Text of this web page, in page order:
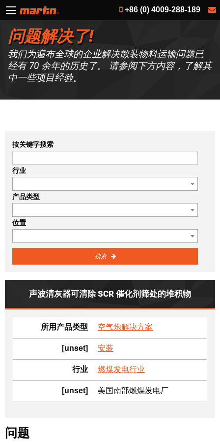
+86 (0) 4009-288-189
问题解决了!
我们为遍布全球的企业解决散装物料运输问题已
经有 70 余年的历史了。 请参阅下方内容，了解其
中一些项目经验。
按关键字搜索
行业
产品类型
位置
搜索
声波清灰器可清除 SCR 催化剂筛处的堆积物
所用产品类型 空气炮解决方案
[unset] 安装
行业 燃煤发电行业
[unset] 美国南部燃煤发电厂
问题